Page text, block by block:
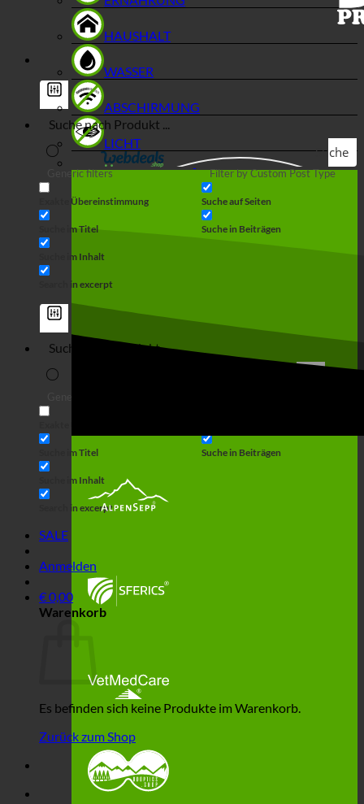
Suche
Generic filters
Exakte Übereinstimmung
Suche im Titel
Suche im Inhalt
Search in excerpt
Filter by Custom Post Type
Suche auf Seiten
Suche in Beiträgen
Suche im Titel
Suche im Inhalt
Search in excerpt
Suche in Beiträgen
SALE
Anmelden
€0,00
Warenkorb
Es befinden sich keine Produkte im Warenkorb.
Zurück zum Shop
HAUSHALT
WASSER
ABSCHIRMUNG
LICHT